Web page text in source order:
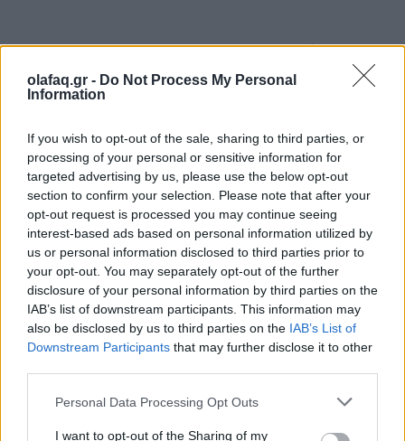
olafaq.gr - Do Not Process My Personal
Information
If you wish to opt-out of the sale, sharing to third parties, or
processing of your personal or sensitive information for
targeted advertising by us, please use the below opt-out
section to confirm your selection. Please note that after your
opt-out request is processed you may continue seeing
interest-based ads based on personal information utilized by
us or personal information disclosed to third parties prior to
your opt-out. You may separately opt-out of the further
disclosure of your personal information by third parties on the
IAB’s list of downstream participants. This information may
also be disclosed by us to third parties on the IAB’s List of
Downstream Participants that may further disclose it to other
Personal Data Processing Opt Outs
I want to opt-out of the Sharing of my
Η χριστουγεννιάτικη μουσική μπορεί να ξεκινήσει
ως μια γλυκιά νοσταλγική ανάμνηση των παιδικών
σας χρόνων και να εξελιχθεί σε ένα ατελείωτο,
εκνευριστικό βασανιστήριο.
Διαβάστε περισσότερα→
Δημοσιεύθηκε σε Τρόπος Ζωής|TaggedΧριστούγεννα,
χριστουγεννιάτικη μουσική,Ψυχική Υγεία
Πολιτισμός